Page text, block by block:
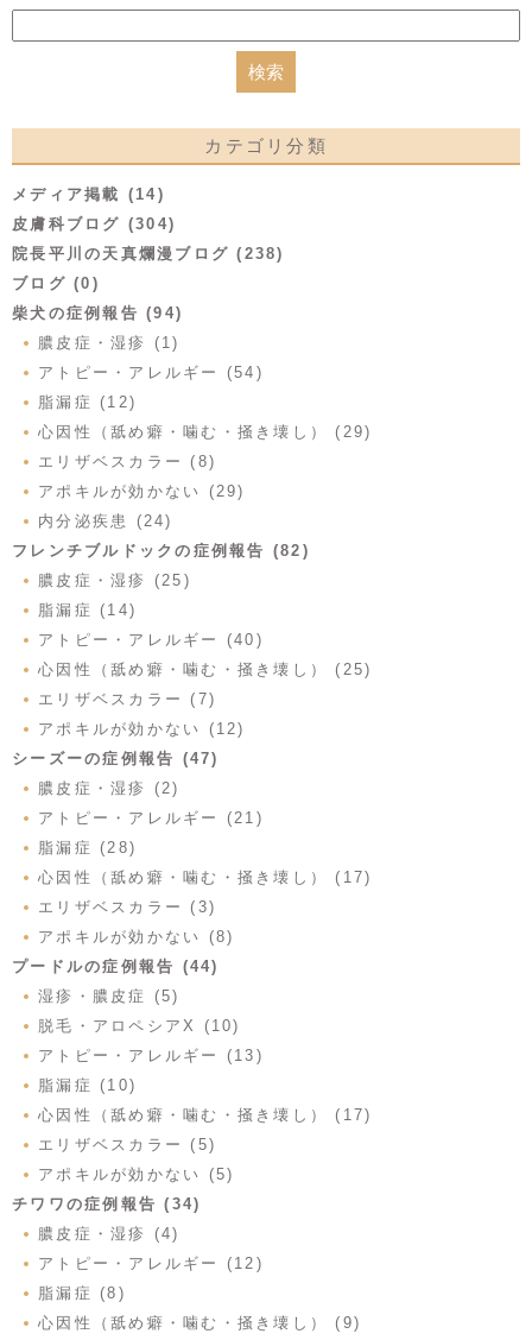
カテゴリ分類
メディア掲載 (14)
皮膚科ブログ (304)
院長平川の天真爛漫ブログ (238)
ブログ (0)
柴犬の症例報告 (94)
膿皮症・湿疹 (1)
アトピー・アレルギー (54)
脂漏症 (12)
心因性（舐め癖・噛む・掻き壊し） (29)
エリザベスカラー (8)
アポキルが効かない (29)
内分泌疾患 (24)
フレンチブルドックの症例報告 (82)
膿皮症・湿疹 (25)
脂漏症 (14)
アトピー・アレルギー (40)
心因性（舐め癖・噛む・掻き壊し） (25)
エリザベスカラー (7)
アポキルが効かない (12)
シーズーの症例報告 (47)
膿皮症・湿疹 (2)
アトピー・アレルギー (21)
脂漏症 (28)
心因性（舐め癖・噛む・掻き壊し） (17)
エリザベスカラー (3)
アポキルが効かない (8)
プードルの症例報告 (44)
湿疹・膿皮症 (5)
脱毛・アロペシアX (10)
アトピー・アレルギー (13)
脂漏症 (10)
心因性（舐め癖・噛む・掻き壊し） (17)
エリザベスカラー (5)
アポキルが効かない (5)
チワワの症例報告 (34)
膿皮症・湿疹 (4)
アトピー・アレルギー (12)
脂漏症 (8)
心因性（舐め癖・噛む・掻き壊し） (9)